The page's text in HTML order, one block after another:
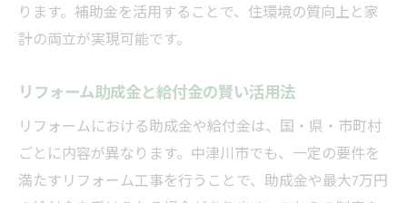
ります。補助金を活用することで、住環境の質向上と家
計の両立が実現可能です。
リフォーム助成金と給付金の賢い活用法
リフォームにおける助成金や給付金は、国・県・市町村
ごとに内容が異なります。中津川市でも、一定の要件を
満たすリフォーム工事を行うことで、助成金や最大7万円